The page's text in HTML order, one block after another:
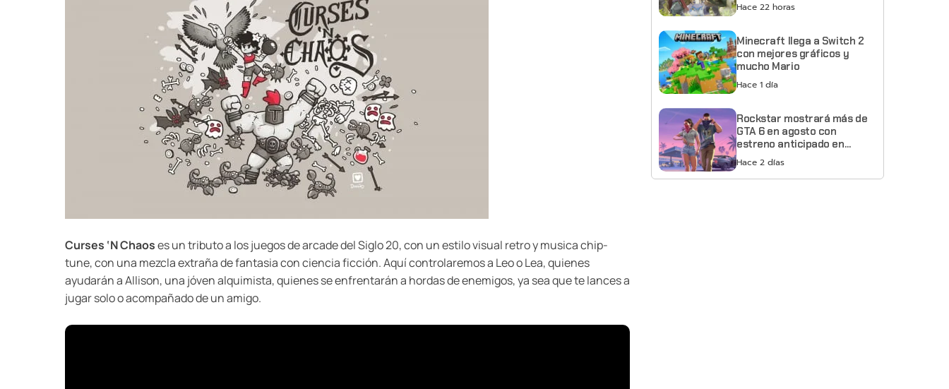
Curses ‘N Chaoses un tributo a los juegos de arcade del Siglo 20, con un estilo visual retro y musica chip-
tune, con una mezcla extraña de fantasia con ciencia ficción. Aquí controlaremos a Leo o Lea, quienes
ayudarán a Allison, una jóven alquimista, quienes se enfrentarán a hordas de enemigos, ya sea que te lances a
jugar solo o acompañado de un amigo.
Hace 22 horas
Minecraft llega a Switch 2
con mejores gráficos y
mucho Mario
Hace 1 día
Rockstar mostrará más de
GTA 6 en agosto con
estreno anticipado en
Netflix
Hace 2 días